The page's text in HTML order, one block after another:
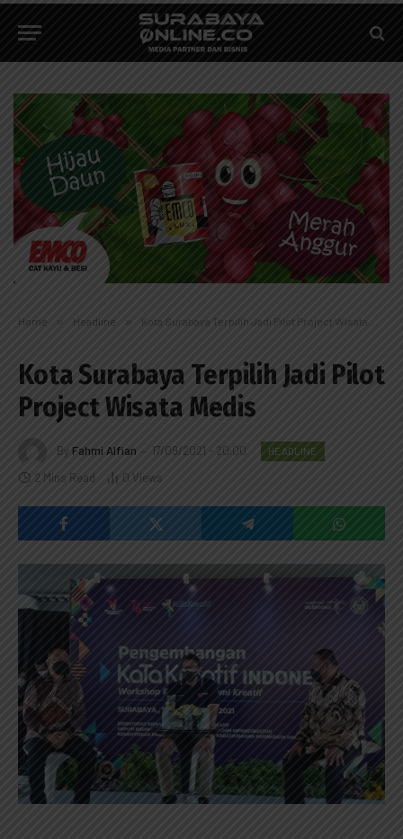
Home » Headline » Kota Surabaya Terpilih Jadi Pilot Project Wisata Medis
Kota Surabaya Terpilih Jadi Pilot
Project Wisata Medis
By Fahmi Alfian 17/09/2021 - 20:00 HEADLINE
2 Mins Read 0 Views